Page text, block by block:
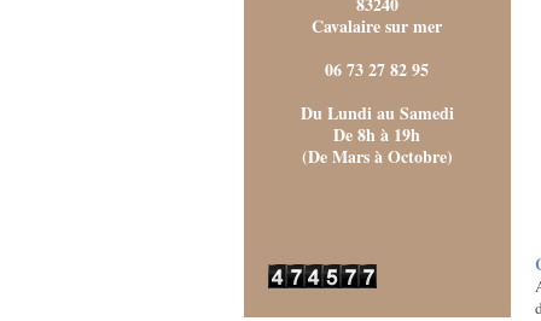
Cavalaire sur mer
06 73 27 82 95
Du Lundi au Samedi
De 8h à 19h
(De Mars à Octobre)